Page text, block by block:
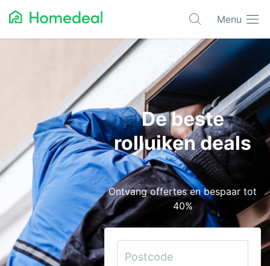
Menu
Alarmsystemen
Architect
Asbest
Bestrating
Cv-ketels
Dakwerken
De beste
rolluiken deals
Ontvang offertes en bespaar tot
40%